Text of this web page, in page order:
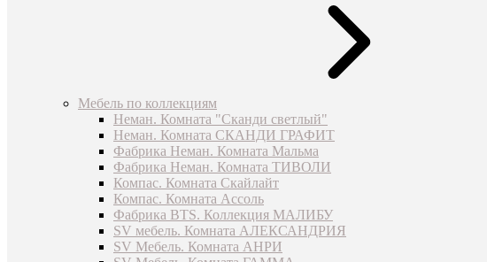
Мебель по коллекциям
Неман. Комната "Сканди светлый"
Неман. Комната СКАНДИ ГРАФИТ
Фабрика Неман. Комната Мальма
Фабрика Неман. Комната ТИВОЛИ
Компас. Комната Скайлайт
Компас. Комната Ассоль
Фабрика BTS. Коллекция МАЛИБУ
SV мебель. Комната АЛЕКСАНДРИЯ
SV Мебель. Комната АНРИ